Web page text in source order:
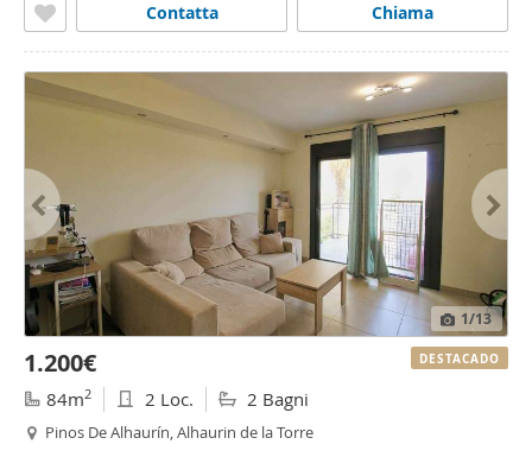
Chiama
Contatta
1/13
1.200€
84m2 2 Loc. 2 Bagni
Pinos De Alhaurín, Alhaurin de la Torre
DESTACADO